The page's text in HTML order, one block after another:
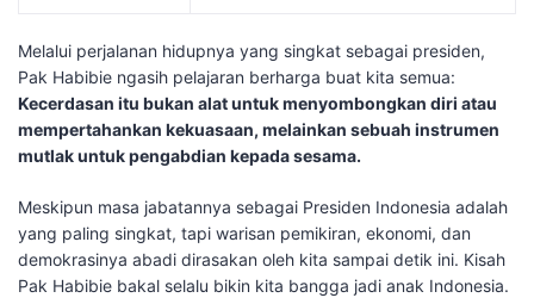
Melalui perjalanan hidupnya yang singkat sebagai presiden,
Pak Habibie ngasih pelajaran berharga buat kita semua:
Kecerdasan itu bukan alat untuk menyombongkan diri atau
mempertahankan kekuasaan, melainkan sebuah instrumen
mutlak untuk pengabdian kepada sesama.
​Meskipun masa jabatannya sebagai Presiden Indonesia adalah
yang paling singkat, tapi warisan pemikiran, ekonomi, dan
demokrasinya abadi dirasakan oleh kita sampai detik ini. Kisah
Pak Habibie bakal selalu bikin kita bangga jadi anak Indonesia.